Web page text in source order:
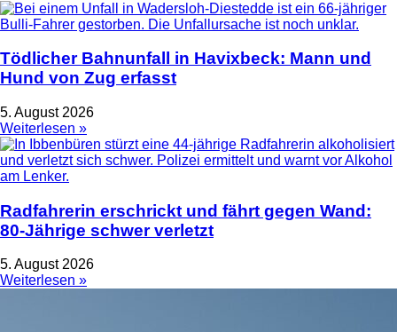
Tödlicher Bahnunfall in Havixbeck: Mann und
Hund von Zug erfasst
5. August 2026
Weiterlesen »
Radfahrerin erschrickt und fährt gegen Wand:
80-Jährige schwer verletzt
5. August 2026
Weiterlesen »